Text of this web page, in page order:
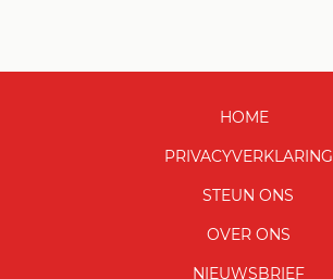
HOME
PRIVACYVERKLARING
STEUN ONS
OVER ONS
NIEUWSBRIEF